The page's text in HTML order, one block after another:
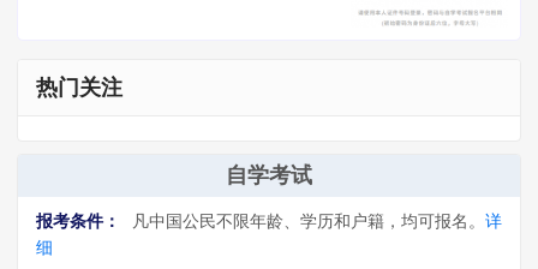
热门关注
自学考试
报考条件： 凡中国公民不限年龄、学历和户籍，均可报名。 详
细